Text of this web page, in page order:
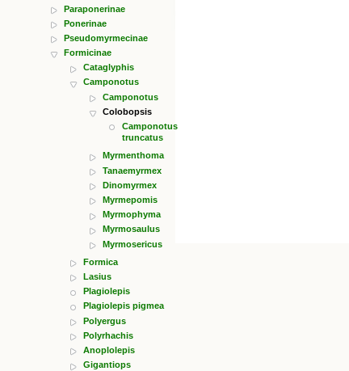
Paraponerinae
Ponerinae
Pseudomyrmecinae
Formicinae
Cataglyphis
Camponotus
Camponotus
Colobopsis
Camponotus
truncatus
Myrmenthoma
Tanaemyrmex
Dinomyrmex
Myrmepomis
Myrmophyma
Myrmosaulus
Myrmosericus
Formica
Lasius
Plagiolepis
Plagiolepis pigmea
Polyergus
Polyrhachis
Anoplolepis
Gigantiops